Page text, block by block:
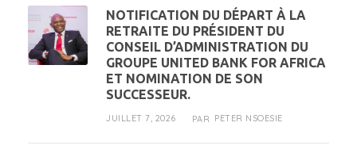
NOTIFICATION DU DÉPART À LA
RETRAITE DU PRÉSIDENT DU
CONSEIL D’ADMINISTRATION DU
GROUPE UNITED BANK FOR AFRICA
ET NOMINATION DE SON
SUCCESSEUR.
JUILLET 7, 2026 PAR PETER NSOESIE